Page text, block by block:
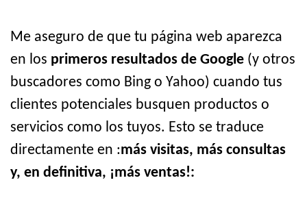
Me aseguro de que tu página web aparezca
en los primeros resultados de Google (y otros
buscadores como Bing o Yahoo) cuando tus
clientes potenciales busquen productos o
servicios como los tuyos. Esto se traduce
directamente en :más visitas, más consultas
y, en definitiva, ¡más ventas!: